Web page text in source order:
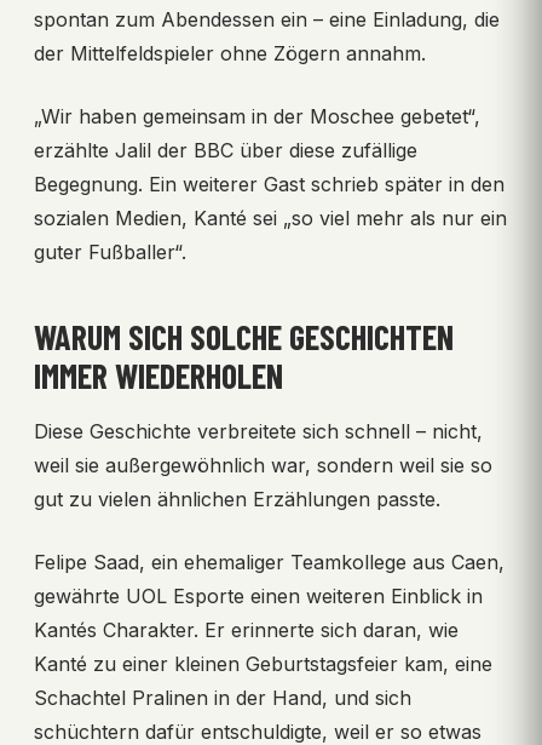
spontan zum Abendessen ein – eine Einladung, die
der Mittelfeldspieler ohne Zögern annahm.
„Wir haben gemeinsam in der Moschee gebetet“,
erzählte Jalil der BBC über diese zufällige
Begegnung. Ein weiterer Gast schrieb später in den
sozialen Medien, Kanté sei „so viel mehr als nur ein
guter Fußballer“.
WARUM SICH SOLCHE GESCHICHTEN
IMMER WIEDERHOLEN
Diese Geschichte verbreitete sich schnell – nicht,
weil sie außergewöhnlich war, sondern weil sie so
gut zu vielen ähnlichen Erzählungen passte.
Felipe Saad, ein ehemaliger Teamkollege aus Caen,
gewährte UOL Esporte einen weiteren Einblick in
Kantés Charakter. Er erinnerte sich daran, wie
Kanté zu einer kleinen Geburtstagsfeier kam, eine
Schachtel Pralinen in der Hand, und sich
schüchtern dafür entschuldigte, weil er so etwas